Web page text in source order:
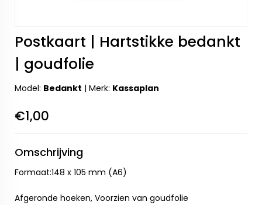
Postkaart | Hartstikke bedankt
| goudfolie
Model: Bedankt | Merk: Kassaplan
€1,00
Omschrijving
Formaat:148 x 105 mm (A6)
Afgeronde hoeken, Voorzien van goudfolie